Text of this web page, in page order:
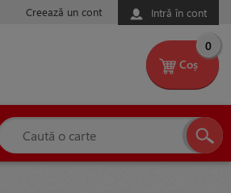
Creează un cont Intră în cont
Coș
0